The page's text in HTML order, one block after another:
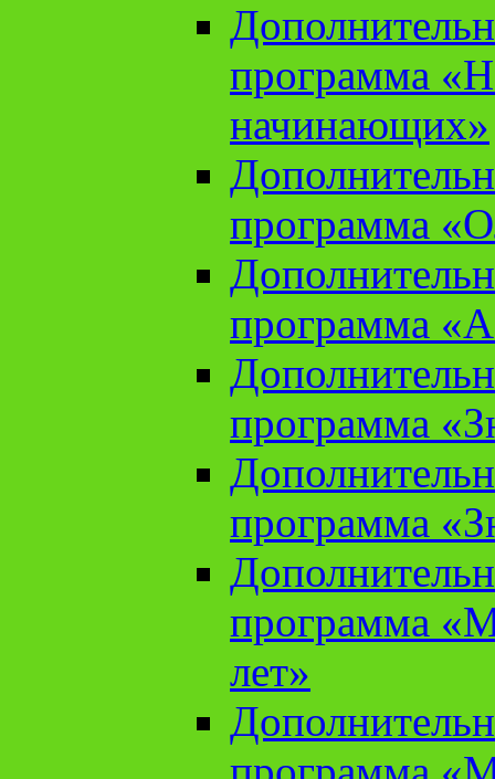
программа
начинающих»
программа
программа
программа
программа
программа
лет»